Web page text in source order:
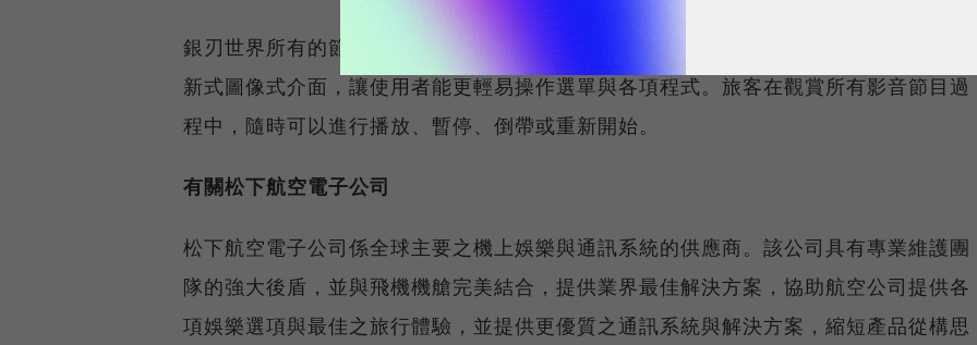
銀刃世界所有的節目都在高解析度之寬螢幕LCD上呈現，並搭配最高音質的音響系統。
新式圖像式介面，讓使用者能更輕易操作選單與各項程式。旅客在觀賞所有影音節目過
程中，隨時可以進行播放、暫停、倒帶或重新開始。
有關松下航空電子公司
松下航空電子公司係全球主要之機上娛樂與通訊系統的供應商。該公司具有專業維護團
隊的強大後盾，並與飛機機艙完美結合，提供業界最佳解決方案，協助航空公司提供各
項娛樂選項與最佳之旅行體驗，並提供更優質之通訊系統與解決方案，縮短產品從構思